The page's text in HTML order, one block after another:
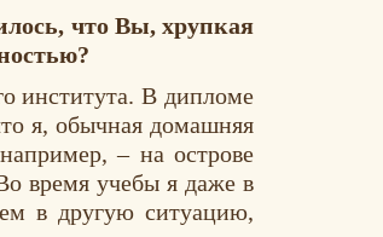
что Вы, хрупкая
института. В дипломе
я, обычная домашняя
– на острове
время учебы я даже в
в другую ситуацию,